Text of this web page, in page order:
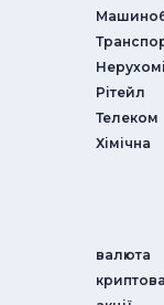
Рітейл
Телеком
Хімічна
валюта